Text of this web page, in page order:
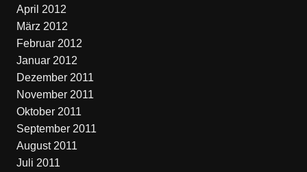
April 2012
März 2012
Februar 2012
Januar 2012
Dezember 2011
November 2011
Oktober 2011
September 2011
August 2011
Juli 2011